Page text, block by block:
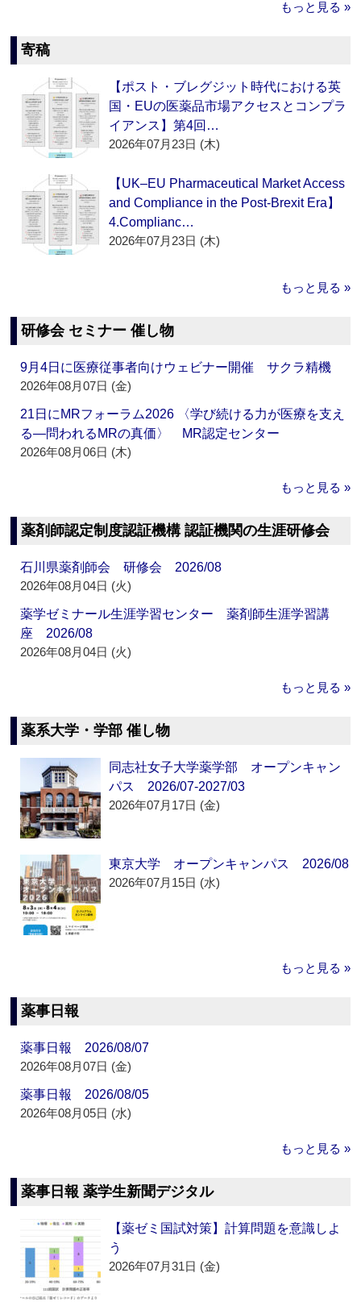
もっと見る »
寄稿
【ポスト・ブレグジット時代における英
国・EUの医薬品市場アクセスとコンプラ
イアンス】第4回…
2026年07月23日 (木)
【UK–EU Pharmaceutical Market Access
and Compliance in the Post-Brexit Era】
4.Complianc…
2026年07月23日 (木)
もっと見る »
研修会 セミナー 催し物
9月4日に医療従事者向けウェビナー開催 サクラ精機
2026年08月07日 (金)
21日にMRフォーラム2026 〈学び続ける力が医療を支え
る―問われるMRの真価〉 MR認定センター
2026年08月06日 (木)
もっと見る »
薬剤師認定制度認証機構 認証機関の生涯研修会
石川県薬剤師会 研修会 2026/08
2026年08月04日 (火)
薬学ゼミナール生涯学習センター 薬剤師生涯学習講
座 2026/08
2026年08月04日 (火)
もっと見る »
薬系大学・学部 催し物
同志社女子大学薬学部 オープンキャン
パス 2026/07-2027/03
2026年07月17日 (金)
東京大学 オープンキャンパス 2026/08
2026年07月15日 (水)
もっと見る »
薬事日報
薬事日報 2026/08/07
2026年08月07日 (金)
薬事日報 2026/08/05
2026年08月05日 (水)
もっと見る »
薬事日報 薬学生新聞デジタル
【薬ゼミ国試対策】計算問題を意識しよ
う
2026年07月31日 (金)